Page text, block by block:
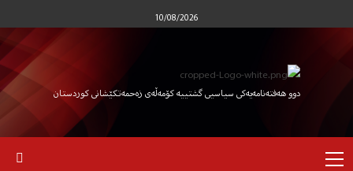
to
content
10/08/2026
دوو هەفتەنامەیەکی سیاسیی گشتییە کۆمەڵەی زەحمەتکێشانی کوردستان
Menu